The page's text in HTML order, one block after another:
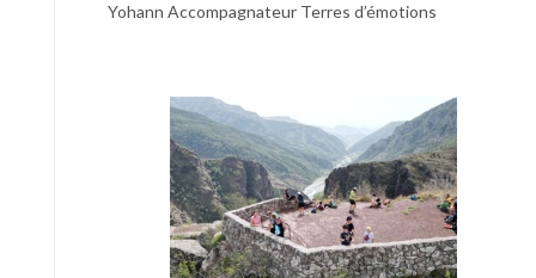
Yohann Accompagnateur Terres d’émotions